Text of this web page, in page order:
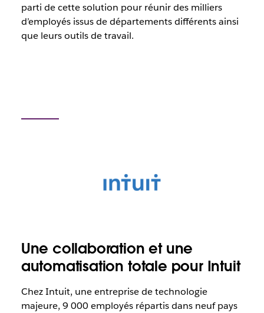
parti de cette solution pour réunir des milliers
d’employés issus de départements différents ainsi
que leurs outils de travail.
Une collaboration et une
automatisation totale pour Intuit
Chez Intuit, une entreprise de technologie
majeure, 9 000 employés répartis dans neuf pays